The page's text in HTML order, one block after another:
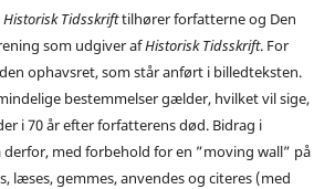
Historisk Tidsskrifttilhører forfatterne og Den
som udgiver afHistorisk Tidsskrift. For
ophavsret, som står anført i billedteksten.
bestemmelser gælder, hvilket vil sige,
i 70 år efter forfatterens død. Bidrag i
med forbehold for en ”moving wall” på
læses, gemmes, anvendes og citeres (med